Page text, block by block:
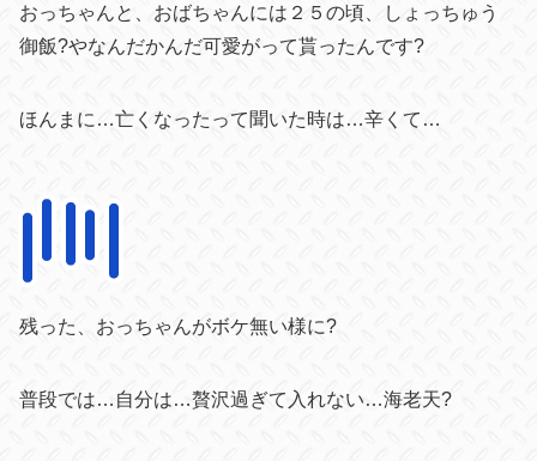
おっちゃんと、おばちゃんには２５の頃、しょっちゅう
御飯?やなんだかんだ可愛がって貰ったんです?
ほんまに…亡くなったって聞いた時は…辛くて…
残った、おっちゃんがボケ無い様に?
普段では…自分は…贅沢過ぎて入れない…海老天?